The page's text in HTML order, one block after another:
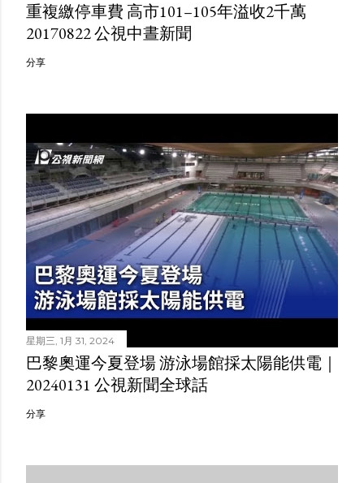
重複繳停車費 高市101–105年溢收2千萬
20170822 公視中晝新聞
分享
星期三, 1月 31, 2024
巴黎奧運今夏登場 游泳場館採太陽能供電｜
20240131 公視新聞全球話
分享